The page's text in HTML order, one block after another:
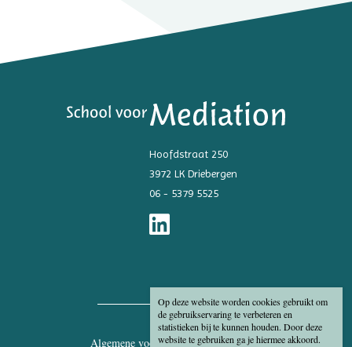
Op deze website worden cookies gebruikt om
de gebruikservaring te verbeteren en
statistieken bij te kunnen houden. Door deze
website te gebruiken ga je hiermee akkoord.
Hoofdstraat 250
3972 LK Driebergen
06 - 5379 5525
Algemene voorwaarden Disclaimer